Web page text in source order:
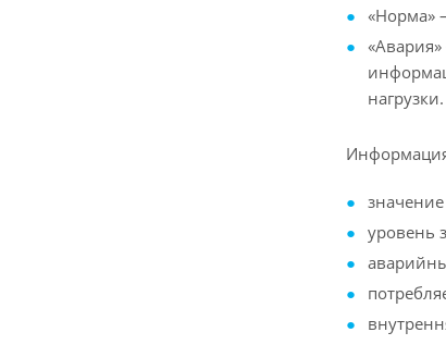
«Норма»
нагрузки.
уровень